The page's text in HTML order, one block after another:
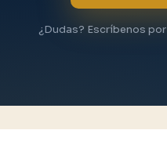
¿Dudas? Escríbenos por